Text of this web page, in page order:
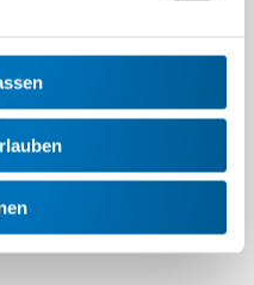
von Edition
der
mit weiteren
die App eine
Möglichkeiten.